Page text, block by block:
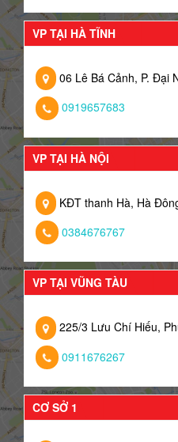
VP TẠI HÀ TĨNH
06 Lê Bá Cảnh, P. Đại
0919657683
VP TẠI HÀ NỘI
KĐT thanh Hà, Hà
0384676767
VP TẠI VŨNG TÀU
225/3 Lưu Chí Hiếu,
0911676267
CƠ SỞ 1